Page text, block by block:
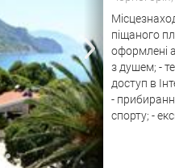
піщаного
оформлені
з душем; -
доступ в
-
спорту; -